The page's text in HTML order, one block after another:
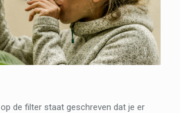
op de filter staat geschreven dat je er